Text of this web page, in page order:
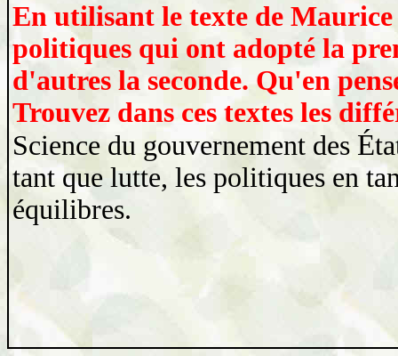
En utilisant le texte de
politiques qui ont adopté la
d'autres la seconde. Qu'en
Trouvez dans ces textes les
Science du gouvernement des É
tant que lutte, les politiques en
équilibres.